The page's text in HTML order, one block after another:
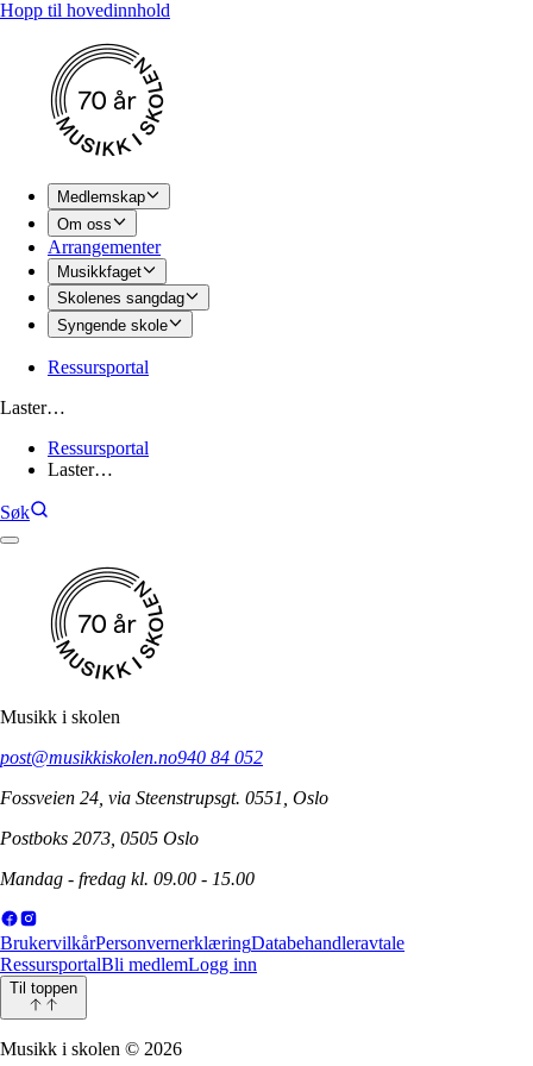
Hopp til hovedinnhold
Medlemskap
Om oss
Arrangementer
Musikkfaget
Skolenes sangdag
Syngende skole
Ressursportal
Laster…
Ressursportal
Laster…
Søk
Musikk i skolen
post@musikkiskolen.no940 84 052
Fossveien 24, via Steenstrupsgt. 0551, Oslo
Postboks 2073, 0505 Oslo
Mandag - fredag kl. 09.00 - 15.00
BrukervilkårPersonvernerklæringDatabehandleravtale
RessursportalBli medlemLogg inn
Til toppen
Musikk i skolen © 2026